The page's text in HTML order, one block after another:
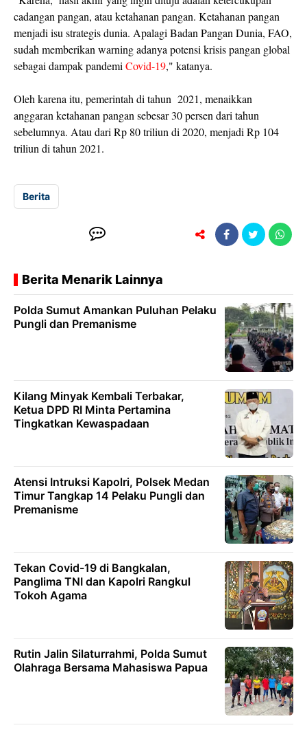
cadangan pangan, atau ketahanan pangan. Ketahanan pangan
menjadi isu strategis dunia. Apalagi Badan Pangan Dunia, FAO,
sudah memberikan warning adanya potensi krisis pangan global
sebagai dampak pandemi Covid-19," katanya.
Oleh karena itu, pemerintah di tahun 2021, menaikkan
anggaran ketahanan pangan sebesar 30 persen dari tahun
sebelumnya. Atau dari Rp 80 triliun di 2020, menjadi Rp 104
triliun di tahun 2021.
Berita
Berita Menarik Lainnya
Polda Sumut Amankan Puluhan Pelaku
Pungli dan Premanisme
Kilang Minyak Kembali Terbakar,
Ketua DPD RI Minta Pertamina
Tingkatkan Kewaspadaan
Atensi Intruksi Kapolri, Polsek Medan
Timur Tangkap 14 Pelaku Pungli dan
Premanisme
Tekan Covid-19 di Bangkalan,
Panglima TNI dan Kapolri Rangkul
Tokoh Agama
Rutin Jalin Silaturrahmi, Polda Sumut
Olahraga Bersama Mahasiswa Papua